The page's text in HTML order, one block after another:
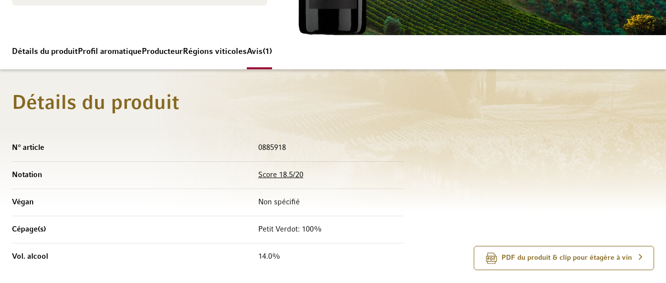
Détails du produitProfil aromatique ProducteurRégions viticolesAvis 1
Détails du produit
PDF du produit & clip pour étagère à vin
N° article 0885918
Notation Score 18.5/20
Végan Non spécifié
Cépage(s) Petit Verdot: 100%
Vol. alcool 14.0%